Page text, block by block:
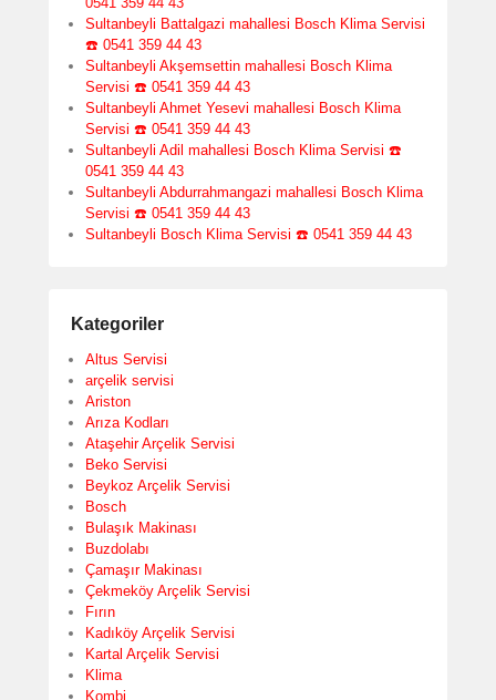
Sultanbeyli Battalgazi mahallesi Bosch Klima Servisi
☎️ 0541 359 44 43
Sultanbeyli Akşemsettin mahallesi Bosch Klima
Servisi ☎️ 0541 359 44 43
Sultanbeyli Ahmet Yesevi mahallesi Bosch Klima
Servisi ☎️ 0541 359 44 43
Sultanbeyli Adil mahallesi Bosch Klima Servisi ☎️
0541 359 44 43
Sultanbeyli Abdurrahmangazi mahallesi Bosch Klima
Servisi ☎️ 0541 359 44 43
Sultanbeyli Bosch Klima Servisi ☎️ 0541 359 44 43
Kategoriler
Altus Servisi
arçelik servisi
Ariston
Arıza Kodları
Ataşehir Arçelik Servisi
Beko Servisi
Beykoz Arçelik Servisi
Bosch
Bulaşık Makinası
Buzdolabı
Çamaşır Makinası
Çekmeköy Arçelik Servisi
Fırın
Kadıköy Arçelik Servisi
Kartal Arçelik Servisi
Klima
Kombi